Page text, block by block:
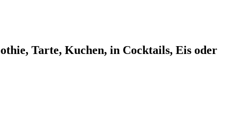
Tarte, Kuchen, in Cocktails, Eis oder